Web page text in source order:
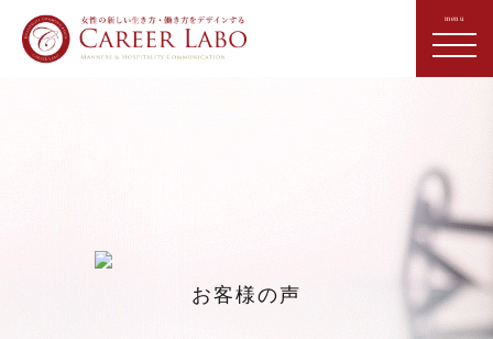
お客様の声